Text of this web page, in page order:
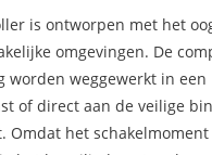
is ontworpen met het
omgevingen. De
worden weggewerkt in een
of direct aan de veilige
Omdat het